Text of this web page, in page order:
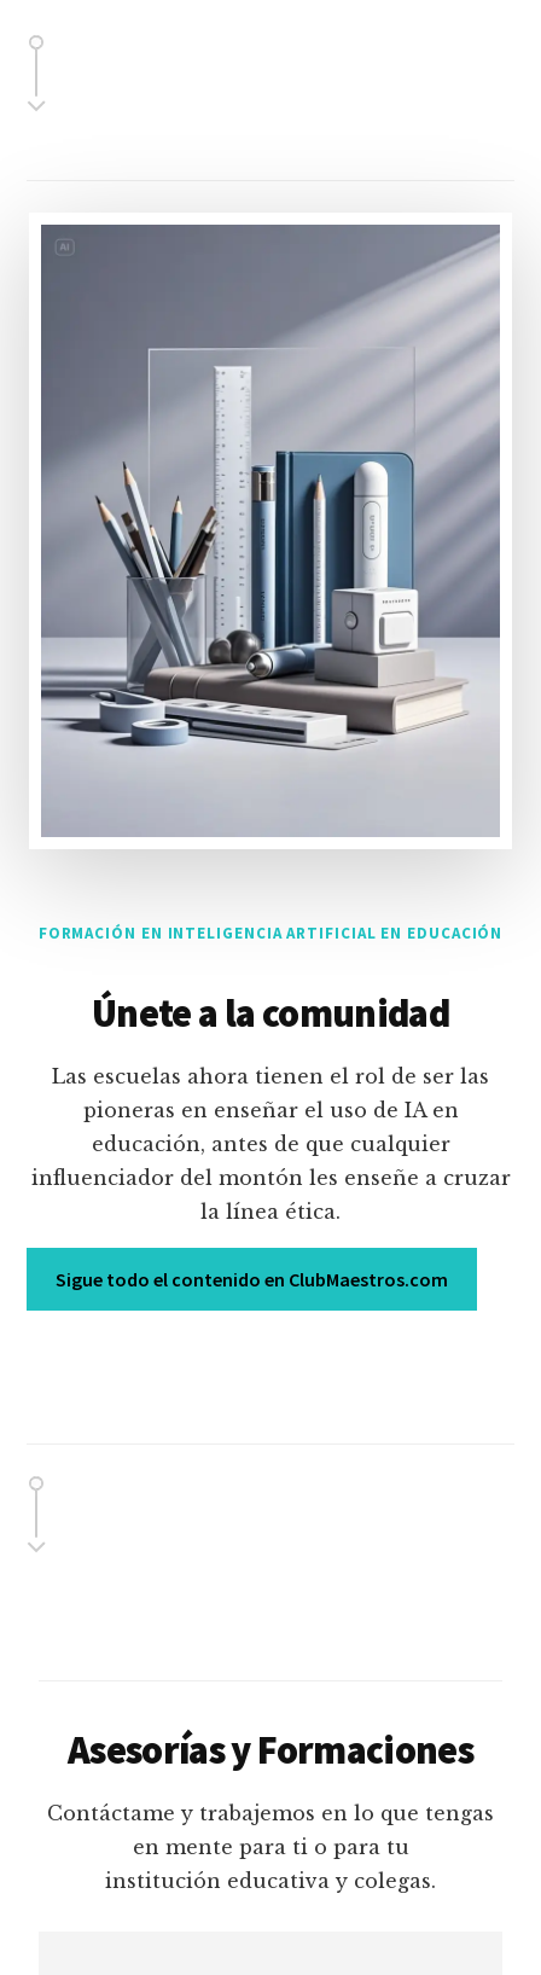
FORMACIÓN EN INTELIGENCIA ARTIFICIAL EN EDUCACIÓN
Únete a la comunidad
Las escuelas ahora tienen el rol de ser las
pioneras en enseñar el uso de IA en
educación, antes de que cualquier
influenciador del montón les enseñe a cruzar
la línea ética.
Sigue todo el contenido en ClubMaestros.com
Asesorías y Formaciones
Contáctame y trabajemos en lo que tengas
en mente para ti o para tu
institución educativa y colegas.